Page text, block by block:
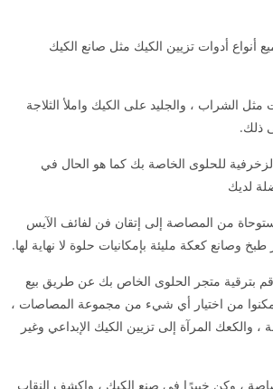
أنواع أدوات تزيين الكيك مثل صانع الكيك
الشراب ، والجليد على الكيك واملأ الثلاجة
ذلك.
للحلوى الخاصة بك كما هو الحال في
لديك
من المصاصة إلى إتقان فن لفائف الآيس
وصانع كعكة مليئة بإمكانيات حلوة لا نهاية لها.
بترقية متجر الحلوى الخاص بك عن طريق بيع
من اختيار أي شيء من مجموعة المصاصات ،
والكعك المرآة إلى تزيين الكيك الإبداعي وغير
، وكن خبيرًا في صنع الكيك ، واكشف النقاب